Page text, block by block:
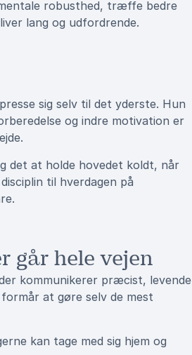
robusthed, træffe bedre
lang og udfordrende.
sig selv til det yderste. Hun
og indre motivation er
det at holde hovedet koldt, når
til hverdagen på
går hele vejen
kommunikerer præcist, levende
at gøre selv de mest
kan tage med sig hjem og